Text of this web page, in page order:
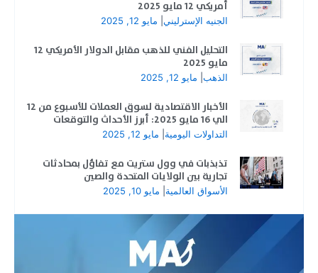
أمريكي 12 مايو 2025
الجنيه الإسترليني مايو 12, 2025
التحليل الفني للذهب مقابل الدولار الأمريكي 12
مايو 2025
الذهب مايو 12, 2025
الأخبار الاقتصادية لسوق العملات للأسبوع من 12
الي 16 مايو 2025: أبرز الأحداث والتوقعات
التداولات اليومية مايو 12, 2025
تذبذبات في وول ستريت مع تفاؤل بمحادثات
تجارية بين الولايات المتحدة والصين
الأسواق العالمية مايو 10, 2025